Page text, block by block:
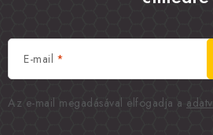
E-mail
Az e-mail megadásával elfogadja a